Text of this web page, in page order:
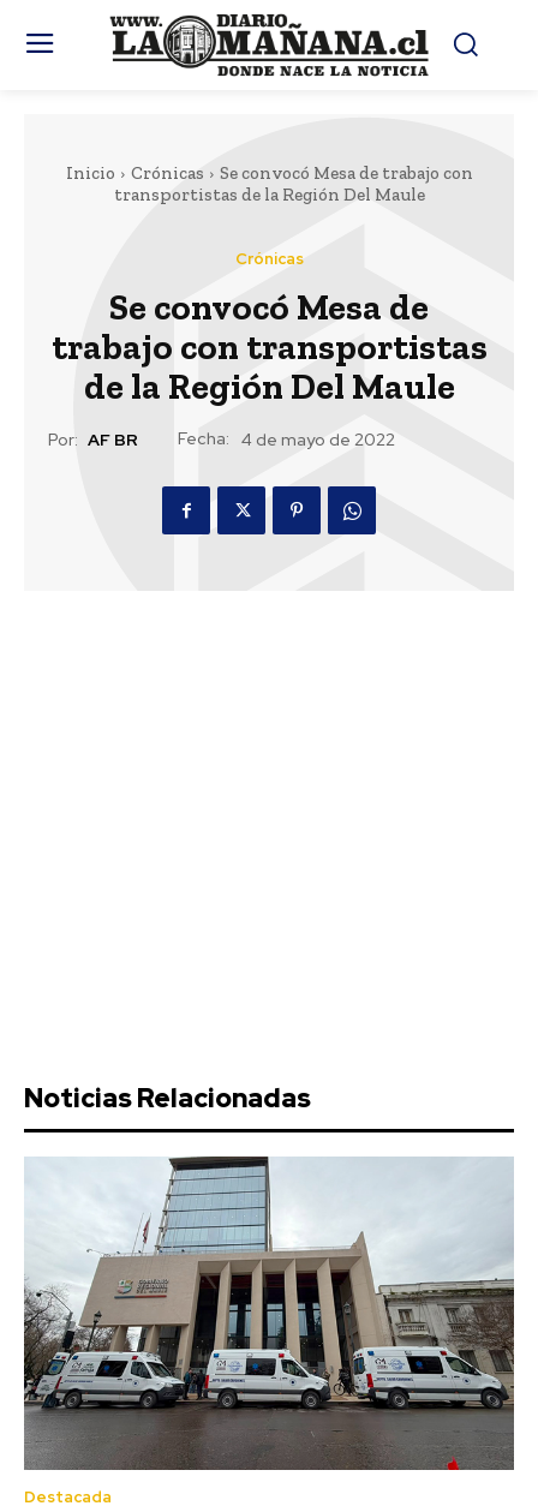
Inicio Crónicas
Se convocó Mesa de trabajo con
transportistas de la Región Del Maule
Crónicas
Se convocó Mesa de
trabajo con transportistas
de la Región Del Maule
Por: AF BR Fecha: 4 de mayo de 2022
Noticias Relacionadas
Destacada